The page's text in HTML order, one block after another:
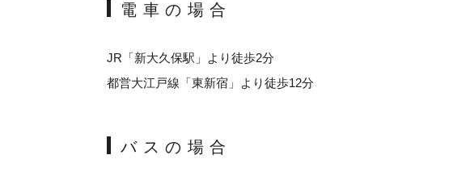
電車の場合
JR「新大久保駅」より徒歩2分
都営大江戸線「東新宿」より徒歩12分
バスの場合